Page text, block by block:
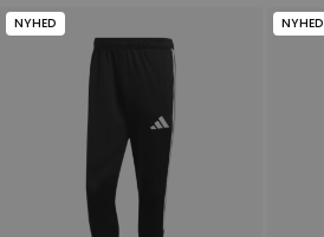
NYHED NYHED